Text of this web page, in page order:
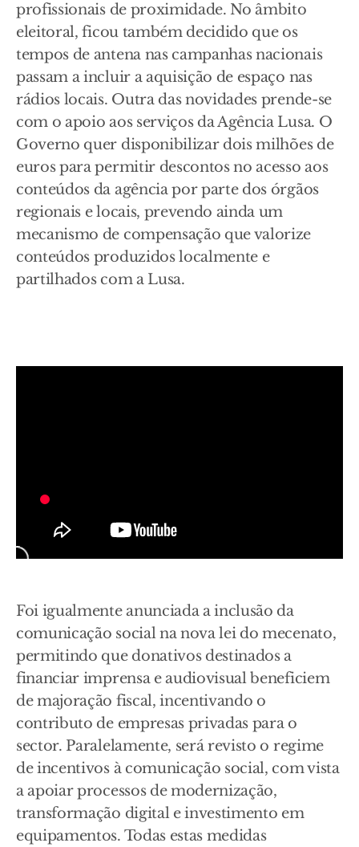
profissionais de proximidade. No âmbito
eleitoral, ficou também decidido que os
tempos de antena nas campanhas nacionais
passam a incluir a aquisição de espaço nas
rádios locais. Outra das novidades prende-se
com o apoio aos serviços da Agência Lusa. O
Governo quer disponibilizar dois milhões de
euros para permitir descontos no acesso aos
conteúdos da agência por parte dos órgãos
regionais e locais, prevendo ainda um
mecanismo de compensação que valorize
conteúdos produzidos localmente e
partilhados com a Lusa.
Foi igualmente anunciada a inclusão da
comunicação social na nova lei do mecenato,
permitindo que donativos destinados a
financiar imprensa e audiovisual beneficiem
de majoração fiscal, incentivando o
contributo de empresas privadas para o
sector. Paralelamente, será revisto o regime
de incentivos à comunicação social, com vista
a apoiar processos de modernização,
transformação digital e investimento em
equipamentos. Todas estas medidas